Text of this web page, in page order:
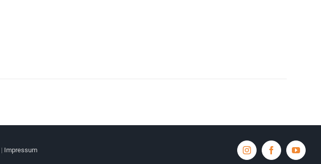
| Impressum InstagramFacebook